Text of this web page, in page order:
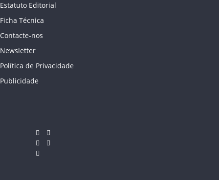
Estatuto Editorial
Ficha Técnica
Contacte-nos
Newsletter
Política de Privacidade
Publicidade